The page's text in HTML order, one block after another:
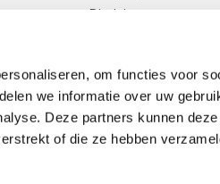
om functies voor
we informatie over uw
Deze partners kunnen
of die ze hebben
Disclaimer
Cookies